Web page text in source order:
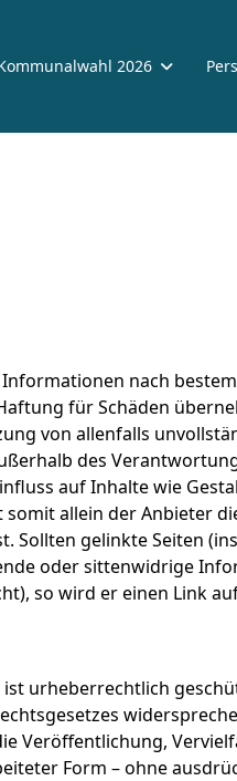
2026
nach
für Schäden
von allenfalls
des
auf Inhalte wie
allein der Anbieter
gelinkte Seiten
oder sittenwidrige
so wird er einen Link
urheberrechtlich
Veröffentlichung,
Form – ohne